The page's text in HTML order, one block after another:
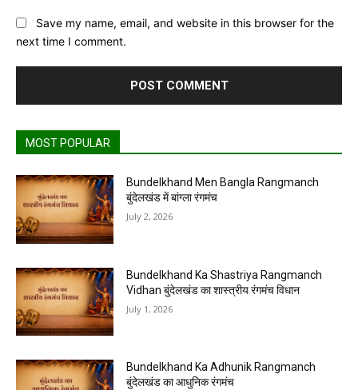
Save my name, email, and website in this browser for the
next time I comment.
MOST POPULAR
Bundelkhand Men Bangla Rangmanch
बुंदेलखंड में बांग्ला रंगमंच
July 2, 2026
Bundelkhand Ka Shastriya Rangmanch
Vidhan बुंदेलखंड का शास्त्रीय रंगमंच विधान
July 1, 2026
Bundelkhand Ka Adhunik Rangmanch
बुंदेलखंड का आधुनिक रंगमंच